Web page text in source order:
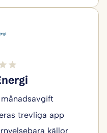
trevliga app
källor